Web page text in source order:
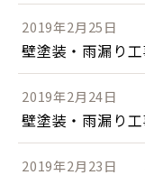
2019年2月25日
壁塗装・雨漏り工
2019年2月24日
壁塗装・雨漏り工
2019年2月23日